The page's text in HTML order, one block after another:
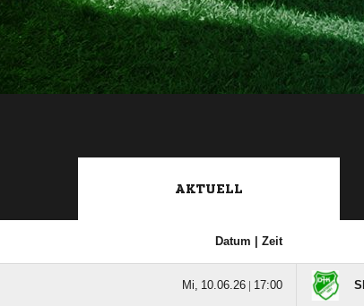
AKTUELL
Datum | Zeit
  | 